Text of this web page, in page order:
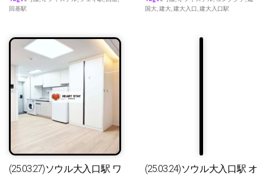
回基駅
国大,建大,建大入口,建大入口駅
(25.03.27)ソウル大入口駅 ワ
(25.03.24)ソウル大入口駅 オ